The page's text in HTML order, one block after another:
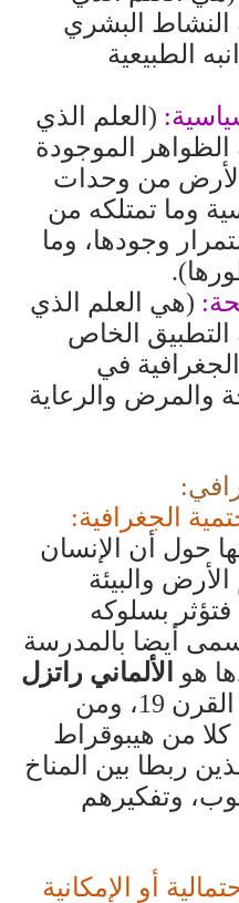
النشاط البشري
الطبيعية
(العلم الذي
الظواهر الموجودة
من وحدات
وما تمتلكه من
وجودها، وما
(هي العلم الذي
التطبيق الخاص
في
والمرض والرعاية
الجغرافية:
حول أن الإنسان
والبيئة
فتؤثر بسلوكه
أيضا بالمدرسة
هو
الألماني راتزل
القرن 19، ومن
كلا من هيبوقراط
ربطا بين المناخ
وتفكيرهم
أو الإمكانية